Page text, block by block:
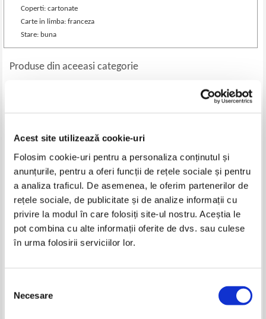
Acest site utilizează cookie-uri
Folosim cookie-uri pentru a personaliza conținutul și
anunțurile, pentru a oferi funcții de rețele sociale și pentru
a analiza traficul. De asemenea, le oferim partenerilor de
rețele sociale, de publicitate și de analize informații cu
privire la modul în care folosiți site-ul nostru. Aceștia le
pot combina cu alte informații oferite de dvs. sau culese
în urma folosirii serviciilor lor.
consimțământului
Necesare
Coperti: cartonate
Carte in limba: franceza
Stare: buna
Produse din aceeasi categorie
Stefan Bezdechi - Sportul la
eleni (1930)
Pret:68,00Lei 34,00 Lei
-35%
Nicolas Berdiaeff - L'esprit de
Dostoievski (1929)